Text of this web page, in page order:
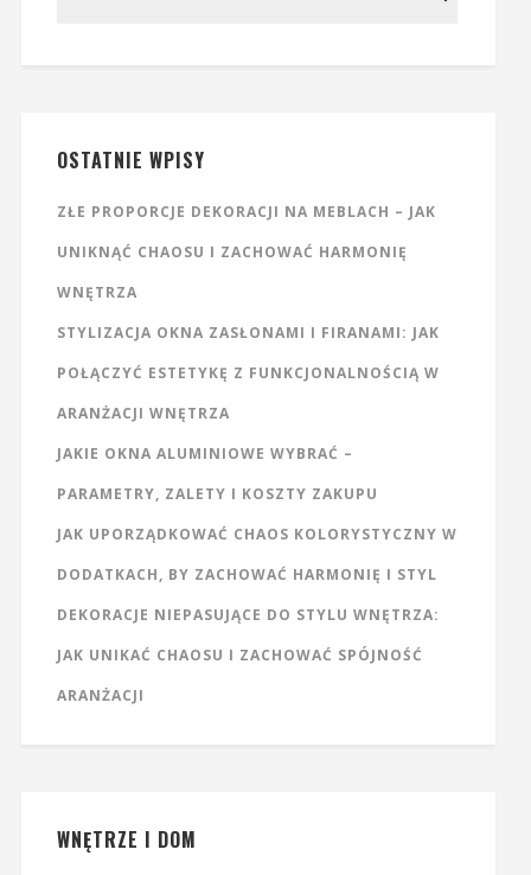
OSTATNIE WPISY
ZŁE PROPORCJE DEKORACJI NA MEBLACH – JAK
UNIKNĄĆ CHAOSU I ZACHOWAĆ HARMONIĘ
WNĘTRZA
STYLIZACJA OKNA ZASŁONAMI I FIRANAMI: JAK
POŁĄCZYĆ ESTETYKĘ Z FUNKCJONALNOŚCIĄ W
ARANŻACJI WNĘTRZA
JAKIE OKNA ALUMINIOWE WYBRAĆ –
PARAMETRY, ZALETY I KOSZTY ZAKUPU
JAK UPORZĄDKOWAĆ CHAOS KOLORYSTYCZNY W
DODATKACH, BY ZACHOWAĆ HARMONIĘ I STYL
DEKORACJE NIEPASUJĄCE DO STYLU WNĘTRZA:
JAK UNIKAĆ CHAOSU I ZACHOWAĆ SPÓJNOŚĆ
ARANŻACJI
WNĘTRZE I DOM